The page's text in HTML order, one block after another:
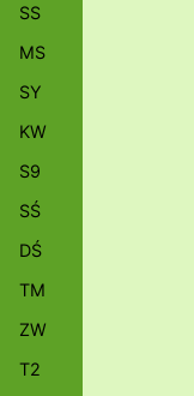
SS
MS
SY
KW
S9
SŚ
DŚ
TM
ZW
T2